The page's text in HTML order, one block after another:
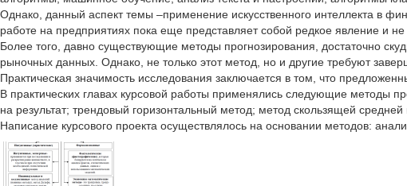
Однако, данный аспект темы –применение искусственного интеллекта в
работе на предприятиях пока еще представляет собой редкое явление и
Более того, давно существующие методы прогнозирования, достаточно
рыночных данных. Однако, не только этот метод, но и другие требуют
Практическая значимость исследования заключается в том, что
В практических главах курсовой работы применялись следующие методы
на результат; трендовый горизонтальный метод; метод скользящей
Написание курсового проекта осуществлялось на основании методов: